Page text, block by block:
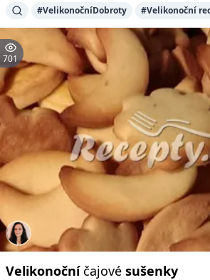
#VelikonočníDobroty #Velikonoční
701
Velikonočníčajové sušenky